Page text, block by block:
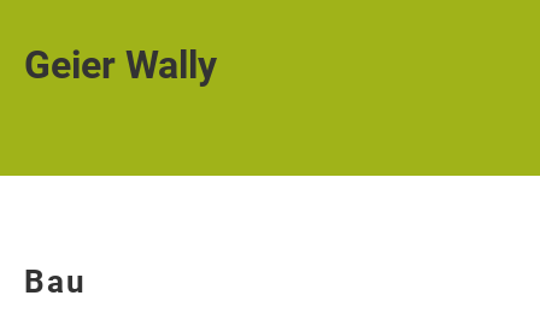
Geier Wally
Bau